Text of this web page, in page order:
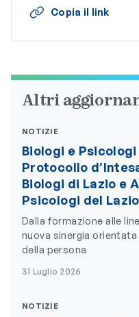
Copia il link
Altri
NOTIZIE
Biologi e
Protocollo
Biologi di Lazio e
Psicologi del Lazio
Dalla formazione alle
nuova sinergia
della persona
31 Luglio 2026
NOTIZIE